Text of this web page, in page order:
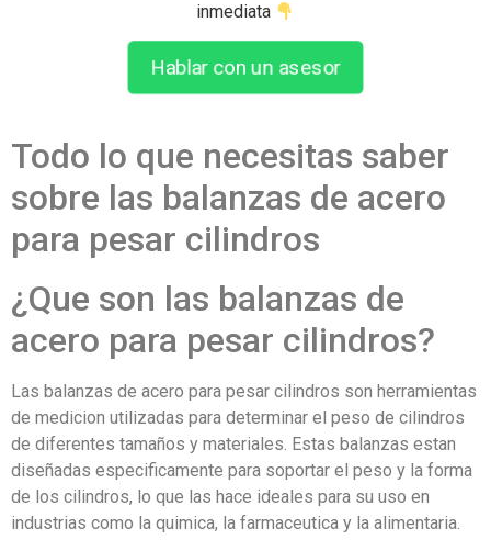
inmediata
Hablar con un asesor
Todo lo que necesitas saber
sobre las balanzas de acero
para pesar cilindros
¿Que son las balanzas de
acero para pesar cilindros?
Las balanzas de acero para pesar cilindros son herramientas
de medicion utilizadas para determinar el peso de cilindros
de diferentes tamaños y materiales. Estas balanzas estan
diseñadas especificamente para soportar el peso y la forma
de los cilindros, lo que las hace ideales para su uso en
industrias como la quimica, la farmaceutica y la alimentaria.